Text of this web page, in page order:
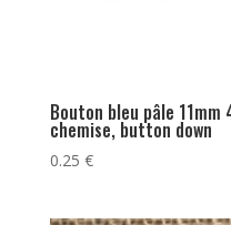
Bouton bleu pâle
chemise, button down
0.25 €